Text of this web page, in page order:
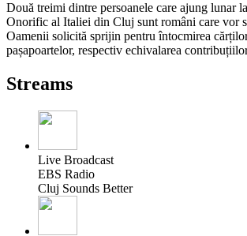
Două treimi dintre persoanele care ajung lunar
Onorific al Italiei din Cluj sunt români care vor
Oamenii solicită sprijin pentru întocmirea
pașapoartelor, respectiv echivalarea
Streams
Live Broadcast
EBS Radio
Cluj Sounds Better